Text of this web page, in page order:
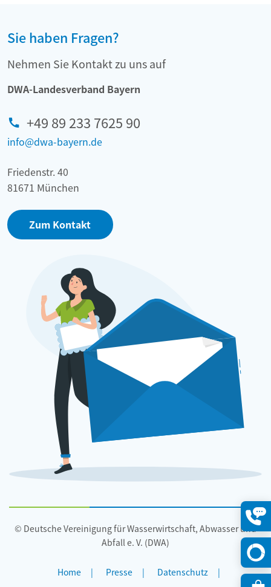
Sie haben Fragen?
Nehmen Sie Kontakt zu uns auf
DWA-Landesverband Bayern
+49 89 233 7625 90
info@dwa-bayern.de
Friedenstr. 40
81671 München
Zum Kontakt
© Deutsche Vereinigung für Wasserwirtschaft, Abwasser und
Abfall e. V. (DWA)
Home Presse
Datenschutz